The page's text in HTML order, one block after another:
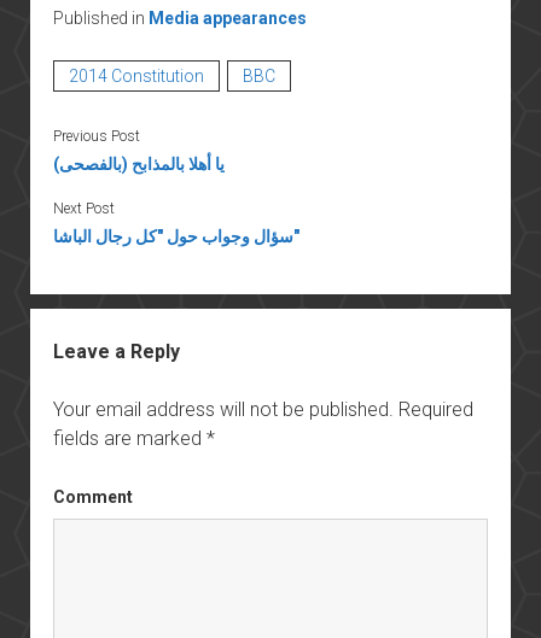
Published in Media appearances
2014 Constitution BBC
Previous Post
يا أهلا بالمذابح (بالفصحى)
Next Post
سؤال وجواب حول "كل رجال الباشا"
Leave a Reply
Your email address will not be published. Required
fields are marked *
Comment